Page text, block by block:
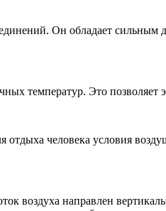
Он обладает
температур. Это позволяет
отдыха человека условия
воздуха направлен